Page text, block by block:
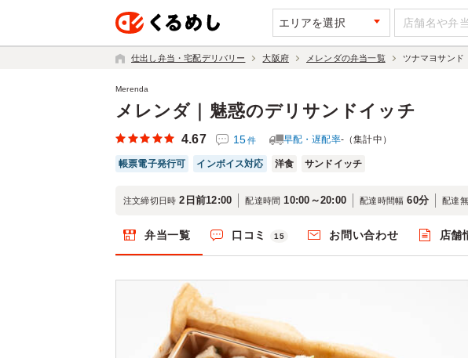
エリアを選択
仕出し弁当・宅配デリバリー 大阪府 メレンダの弁当一覧 ツナマヨサンド
メレンダ｜魅惑のデリサンドイッチ
Merenda
4.67 15件 早配・遅配率-（集計中）
帳票電子発行可 インボイス対応 洋食 サンドイッチ
注文締切日時 2日前12:00 配達時間 10:00～20:00 配達時間幅 60分 配達
弁当一覧 口コミ 15 お問い合わせ 店舗